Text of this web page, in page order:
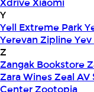
XdriveXiaomi
Y
Yell Extreme Park
Yerevan Zipline
Z
Zangak Bookstore
Zara WinesZeal AV
CenterZootopia